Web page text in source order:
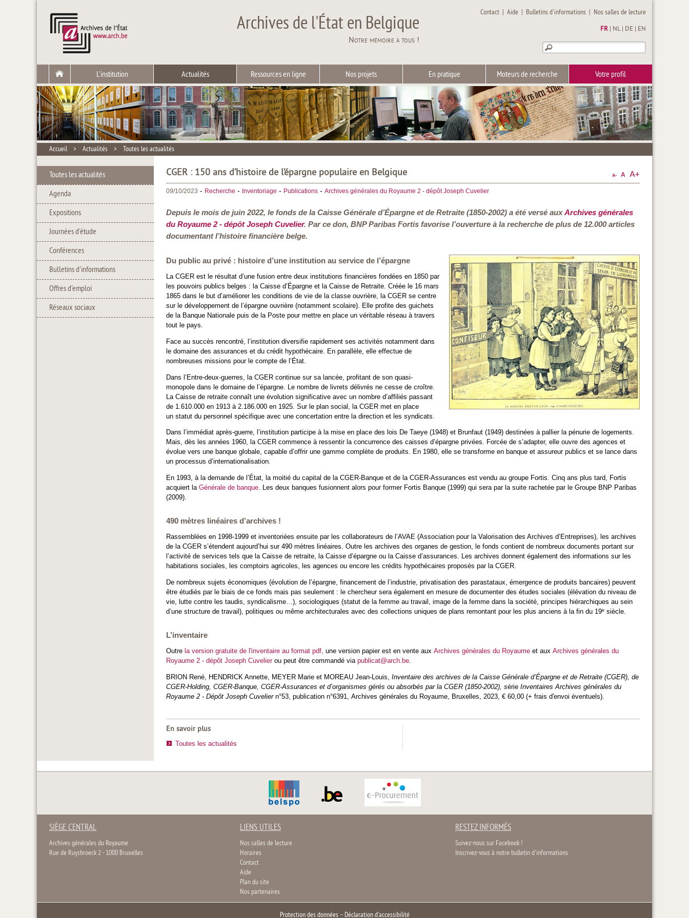
Archives de l'État en Belgique
Notre mémoire à tous !
Contact |Aide | Bulletins d'informations | Nos salles de lecture
FR NL| DE EN
L'institution Actualités Ressources en ligne Nos projets En pratique Moteurs de recherche Votre profil
Accueil > Actualités > Toutes les actualités
Toutes les actualités
Agenda
Expositions
Journées d'étude
Conférences
Bulletins d'informations
Offres d'emploi
Réseaux sociaux
CGER : 150 ans d’histoire de l’épargne populaire en Belgique
09/10/2023 - Recherche - Inventoriage - Publications - Archives générales du Royaume 2 - dépôt Joseph Cuvelier
Depuis le mois de juin 2022, le fonds de la Caisse Générale d’Épargne et de Retraite (1850-2002) a été versé auxArchives générales
du Royaume 2 - dépôt Joseph Cuvelier. Par ce don, BNP Paribas Fortis favorise l’ouverture à la recherche de plus de 12.000 articles
documentant l’histoire financière belge.
Du public au privé : histoire d’une institution au service de l’épargne
La CGER est le résultat d’une fusion entre deux institutions financières fondées en 1850 par
les pouvoirs publics belges : la Caisse d’Épargne et la Caisse de Retraite. Créée le 16 mars
1865 dans le but d’améliorer les conditions de vie de la classe ouvrière, la CGER se centre
sur le développement de l’épargne ouvrière (notamment scolaire). Elle profite des guichets
de la Banque Nationale puis de la Poste pour mettre en place un véritable réseau à travers
tout le pays.
Face au succès rencontré, l’institution diversifie rapidement ses activités notamment dans
le domaine des assurances et du crédit hypothécaire. En parallèle, elle effectue de
nombreuses missions pour le compte de l’État.
Dans l’Entre-deux-guerres, la CGER continue sur sa lancée, profitant de son quasi-
monopole dans le domaine de l’épargne. Le nombre de livrets délivrés ne cesse de croître.
La Caisse de retraite connaît une évolution significative avec un nombre d’affiliés passant
de 1.610.000 en 1913 à 2.186.000 en 1925. Sur le plan social, la CGER met en place
un statut du personnel spécifique avec une concertation entre la direction et les syndicats.
Dans l’immédiat après-guerre, l’institution participe à la mise en place des lois De Taeye (1948) et Brunfaut (1949) destinées à pallier la pénurie de logements.
Mais, dès les années 1960, la CGER commence à ressentir la concurrence des caisses d’épargne privées. Forcée de s’adapter, elle ouvre des agences et
évolue vers une banque globale, capable d’offrir une gamme complète de produits. En 1980, elle se transforme en banque et assureur publics et se lance dans
un processus d’internationalisation.
En 1993, à la demande de l’État, la moitié du capital de la CGER-Banque et de la CGER-Assurances est vendu au groupe Fortis. Cinq ans plus tard, Fortis
acquiert la Générale de banque. Les deux banques fusionnent alors pour former Fortis Banque (1999) qui sera par la suite rachetée par le Groupe BNP Paribas
(2009).
490 mètres linéaires d’archives !
Rassemblées en 1998-1999 et inventoriées ensuite par les collaborateurs de l’AVAE (Association pour la Valorisation des Archives d’Entreprises), les archives
de la CGER s’étendent aujourd’hui sur 490 mètres linéaires. Outre les archives des organes de gestion, le fonds contient de nombreux documents portant sur
l’activité de services tels que la Caisse de retraite, la Caisse d’épargne ou la Caisse d’assurances. Les archives donnent également des informations sur les
habitations sociales, les comptoirs agricoles, les agences ou encore les crédits hypothécaires proposés par la CGER.
De nombreux sujets économiques (évolution de l’épargne, financement de l’industrie, privatisation des parastataux, émergence de produits bancaires) peuvent
être étudiés par le biais de ce fonds mais pas seulement : le chercheur sera également en mesure de documenter des études sociales (élévation du niveau de
vie, lutte contre les taudis, syndicalisme…), sociologiques (statut de la femme au travail, image de la femme dans la société, principes hiérarchiques au sein
d’une structure de travail), politiques ou même architecturales avec des collections uniques de plans remontant pour les plus anciens à la fin du 19e siècle.
L’inventaire
Outre la version gratuite de l'inventaire au format pdf, une version papier est en vente aux Archives générales du Royaume et aux Archives générales du
Royaume 2 - dépôt Joseph Cuvelierou peut être commandé via publicat@arch.be
BRION René, HENDRICK Annette, MEYER Marie et MOREAU Jean-Louis, Inventaire des archives de la Caisse Générale d’Épargne et de Retraite (CGER), de
CGER-Holding, CGER-Banque, CGER-Assurances et d’organismes gérés ou absorbés par la CGER (1850-2002), série Inventaires Archives générales du
Royaume 2 - Dépôt Joseph Cuveliern°53, publication n°6391, Archives générales du Royaume, Bruxelles, 2023, € 60,00 (+ frais d'envoi éventuels).
En savoir plus
Toutes les actualités
SIÈGE CENTRAL
Archives générales du Royaume
Rue de Ruysbroeck 2 - 1000 Bruxelles
LIENS UTILES
Nos salles de lecture
Horaires
Contact
Aide
Plan du site
Nos partenaires
RESTEZ INFORMÉS
Suivez-nous sur Facebook !
Inscrivez-vous à notre bulletin d'informations
Protection des données– Déclaration d'accessibilité